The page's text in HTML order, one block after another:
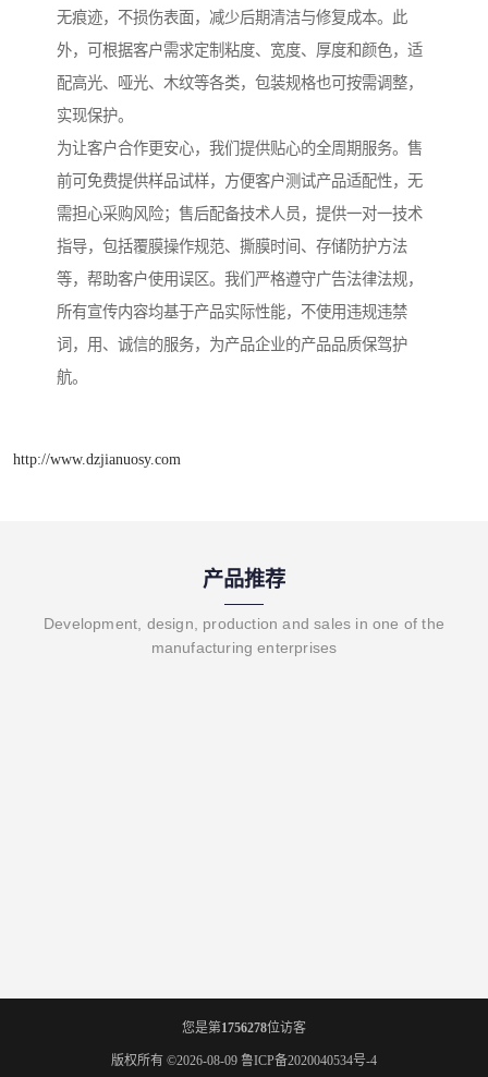
无痕迹，不损伤表面，减少后期清洁与修复成本。此
外，可根据客户需求定制粘度、宽度、厚度和颜色，适
配高光、哑光、木纹等各类，包装规格也可按需调整，
实现保护。
为让客户合作更安心，我们提供贴心的全周期服务。售
前可免费提供样品试样，方便客户测试产品适配性，无
需担心采购风险；售后配备技术人员，提供一对一技术
指导，包括覆膜操作规范、撕膜时间、存储防护方法
等，帮助客户使用误区。我们严格遵守广告法律法规，
所有宣传内容均基于产品实际性能，不使用违规违禁
词，用、诚信的服务，为产品企业的产品品质保驾护
航。
http://www.dzjianuosy.com
产品推荐
Development, design, production and sales in one of the
manufacturing enterprises
您是第1756278位访客
版权所有 ©2026-08-09 鲁ICP备2020040534号-4